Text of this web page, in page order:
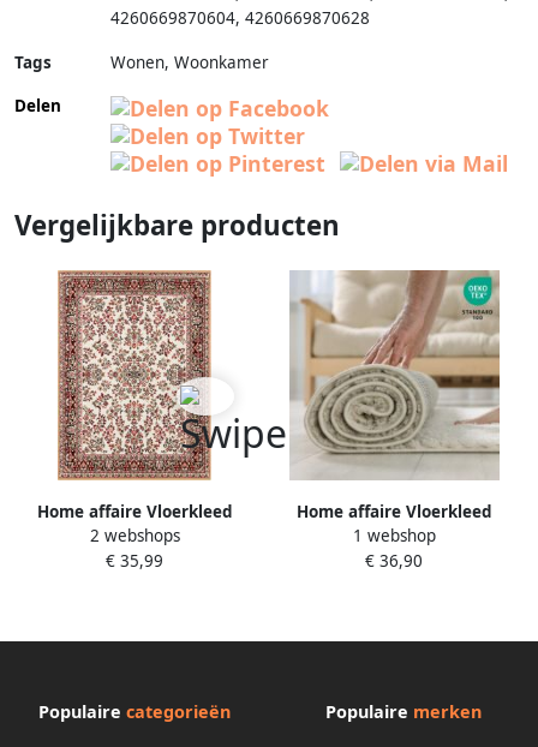
4260669870604, 4260669870628
Tags
Wonen, Woonkamer
Delen
Vergelijkbare producten
Home affaire Vloerkleed
Halton Kortpolig orient-look
met bies loper
2 webshops
€ 35,99
Home affaire Vloerkleed
Halton Kortpolig orient-look
met bies loper
1 webshop
€ 36,90
Populaire categorieën Populaire merken